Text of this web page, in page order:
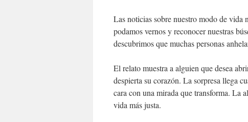
Las noticias sobre nuestro modo de vida
podamos vernos y reconocer nuestras
descubrimos que muchas personas
El relato muestra a alguien que desea
despierta su corazón. La sorpresa llega
cara con una mirada que transforma. La
vida más justa.